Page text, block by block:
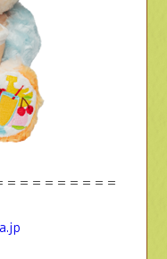
＝＝＝＝＝＝＝＝